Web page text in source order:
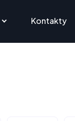
Kontakty